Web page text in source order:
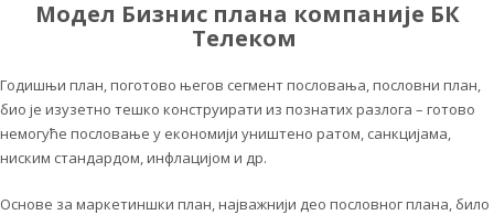
Модел Бизнис плана компаније БК
Телеком
Годишњи план, поготово његов сегмент пословања, пословни план,
био је изузетно тешко конструирати из познатих разлога – готово
немогуће пословање у економији уништено ратом, санкцијама,
ниским стандардом, инфлацијом и др.
Основе за маркетиншки план, најважнији део пословног плана, било